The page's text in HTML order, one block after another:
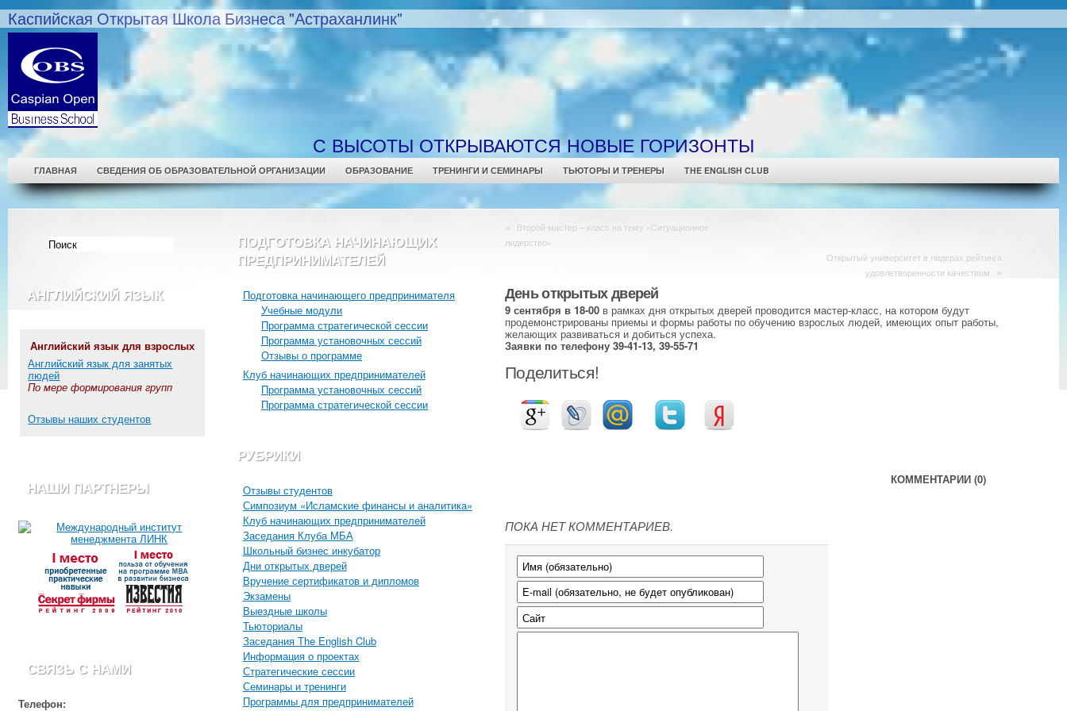
Каспийская Открытая Школа Бизнеса "Астраханлинк"
С ВЫСОТЫ ОТКРЫВАЮТСЯ НОВЫЕ ГОРИЗОНТЫ
ГЛАВНАЯ СВЕДЕНИЯ ОБ ОБРАЗОВАТЕЛЬНОЙ ОРГАНИЗАЦИИ ОБРАЗОВАНИЕ ТРЕНИНГИ И СЕМИНАРЫ ТЬЮТОРЫ И ТРЕНЕРЫ THE ENGLISH CLUB
АНГЛИЙСКИЙ ЯЗЫК
Английский язык для взрослых
Английский язык для занятых
людей
По мере формирования групп
Отзывы наших студентов
НАШИ ПАРТНЕРЫ
СВЯЗЬ С НАМИ
Телефон:
ПОДГОТОВКА НАЧИНАЮЩИХ
ПРЕДПРИНИМАТЕЛЕЙ
Подготовка начинающего предпринимателя
Учебные модули
Программа стратегической сессии
Программа установочных сессий
Отзывы о программе
Клуб начинающих предпринимателей
Программа установочных сессий
Программа стратегической сессии
РУБРИКИ
Отзывы студентов
Симпозиум «Исламские финансы и аналитика»
Клуб начинающих предпринимателей
Заседания Клуба МБА
Школьный бизнес инкубатор
Дни открытых дверей
Вручение сертификатов и дипломов
Экзамены
Выездные школы
Тьюториалы
Заседания The English Club
Информация о проектах
Стратегические сессии
Семинары и тренинги
Программы для предпринимателей
«
Второй мастер – класс на тему «Ситуационное
лидерство»
Открытый университет в лидерах рейтинга
удовлетворенности качеством
»
День открытых дверей
9 сентября в 18-00в рамках дня открытых дверей проводится мастер-класс, на котором будут
продемонстрированы приемы и формы работы по обучению взрослых людей, имеющих опыт работы,
желающих развиваться и добиться успеха.
Заявки по телефону 39-41-13, 39-55-71
Поделиться!
КОММЕНТАРИИ (0)
ПОКА НЕТ КОММЕНТАРИЕВ.